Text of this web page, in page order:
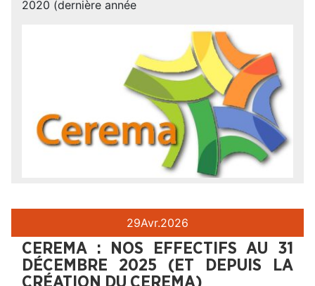
2020 (dernière année
29Avr.2026
CEREMA : NOS EFFECTIFS AU 31
DÉCEMBRE 2025 (ET DEPUIS LA
CRÉATION DU CEREMA)